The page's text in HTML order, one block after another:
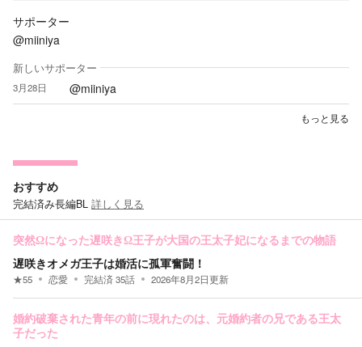
サポーター
@miiniya
新しいサポーター
3月28日 @miiniya
もっと見る
おすすめ
完結済み長編BL 詳しく見る
突然Ωになった遅咲きΩ王子が大国の王太子妃になるまでの物語
遅咲きオメガ王子は婚活に孤軍奮闘！
★55 恋愛 完結済35話 2026年8月2日更新
婚約破棄された青年の前に現れたのは、元婚約者の兄である王太
子だった